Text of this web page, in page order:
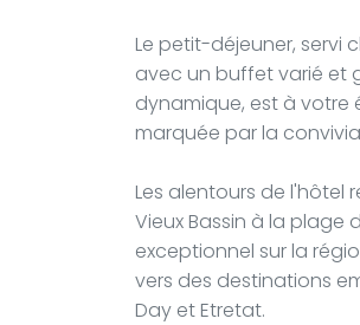
Le petit-déjeuner, servi
avec un buffet varié et
dynamique, est à votre
marquée par la
Les alentours de
Vieux Bassin à la
exceptionnel sur la
vers des destinations
Day et Etretat.